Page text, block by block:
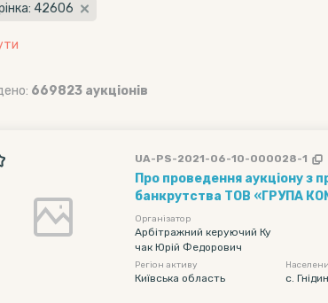
42606
669823 аукціонів
UA-PS-2021-06-10-000028-1
Про проведення аукціону з
банкрутства ТОВ «ГРУПА
КАПІТАЛ», код ЄДРПОУ
господарським судом м.
2012
Організатор
Арбітражний керуючий Ку
чак Юрій Федорович
Регіон активу
Київська область с. Гнідин